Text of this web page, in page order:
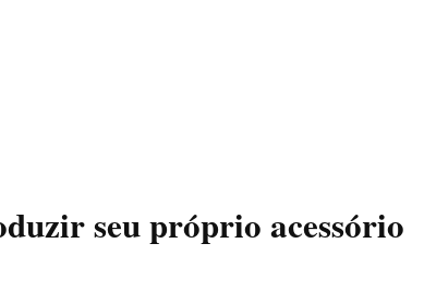
seu próprio acessório